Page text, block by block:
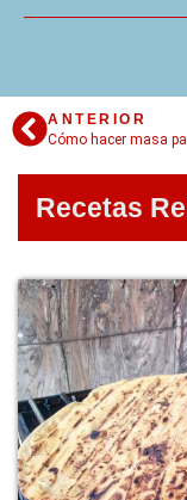
ANTERIOR
Recetas